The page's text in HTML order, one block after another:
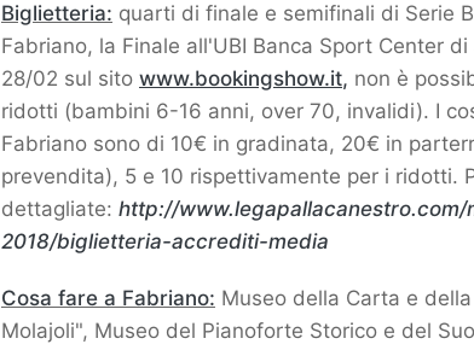
Biglietteria: quarti di finale e semifinali di Serie
Fabriano, la Finale all'UBI Banca Sport Center
28/02 sul sito www.bookingshow.it, non è
ridotti (bambini 6-16 anni, over 70, invalidi). I
Fabriano sono di 10€ in gradinata, 20€ in
prevendita), 5 e 10 rispettivamente per i ridotti.
dettagliate: http://
2018/biglietteria-accrediti-media
Cosa fare a Fabriano: Museo della Carta e
Molajoli", Museo del Pianoforte Storico e del